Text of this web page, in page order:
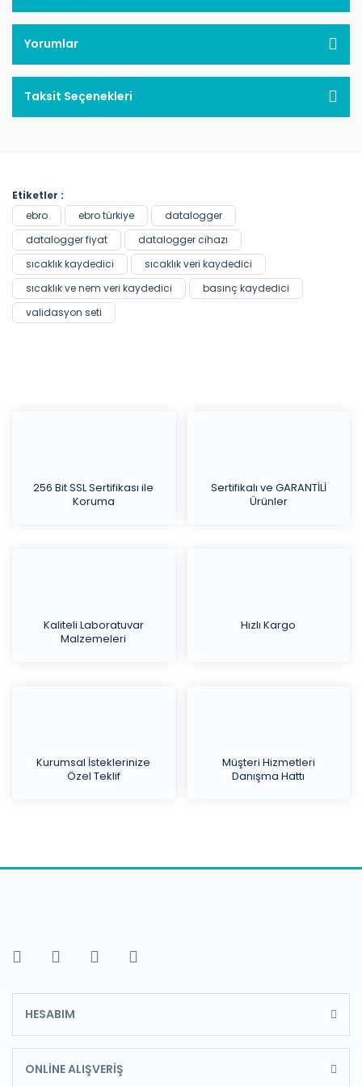
Yorumlar
Taksit Seçenekleri
Etiketler :
ebro
ebro türkiye
datalogger
datalogger fiyat
datalogger cihazı
sıcaklık kaydedici
sıcaklık veri kaydedici
sıcaklık ve nem veri kaydedici
basınç kaydedici
validasyon seti
256 Bit SSL Sertifikası ile
Koruma
Sertifikalı ve GARANTİLİ
Ürünler
Kaliteli Laboratuvar
Malzemeleri
Hızlı Kargo
Kurumsal İsteklerinize
Özel Teklif
Müşteri Hizmetleri
Danışma Hattı
HESABIM
ONLİNE ALIŞVERİŞ